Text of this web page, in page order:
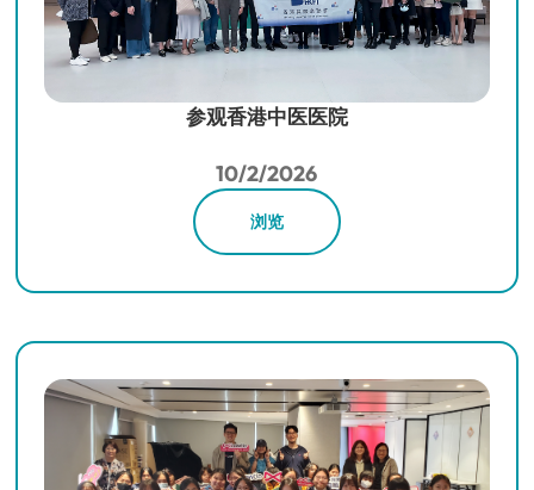
参观香港中医医院
10/2/2026
浏览